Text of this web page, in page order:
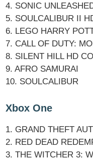
4. SONIC
5. SOULCALIBUR II
6. LEGO HARRY
7. CALL OF DUTY:
8. SILENT HILL HD
9. AFRO SAMURAI
10. SOULCALIBUR
Xbox One
1. GRAND THEFT
2. RED DEAD
3. THE WITCHER 3: